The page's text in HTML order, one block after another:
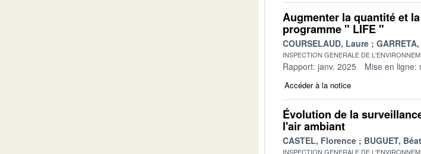
Augmenter la quantité et
programme " LIFE "
COURSELAUD, Laure
INSPECTION GENERALE DE
Rapport: janv. 2025 Mise en ligne:
Accéder à la notice
Évolution de la
l'air ambiant
CASTEL, Florence BUGUET,
INSPECTION GENERALE DE